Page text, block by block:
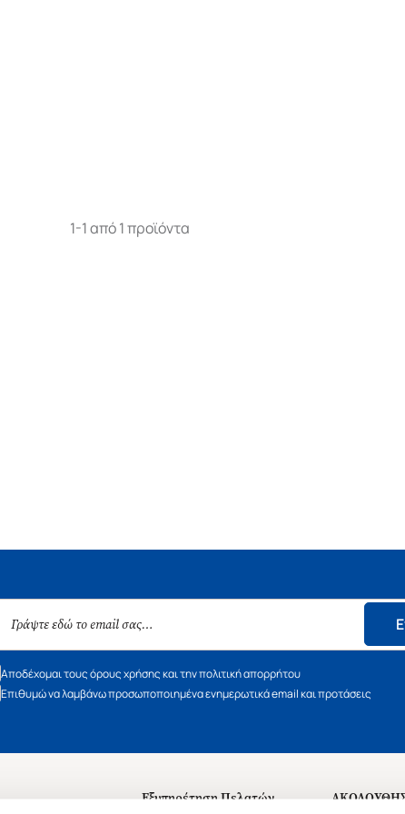
1-1 από 1 προϊόντα
Αποδέχομαι τους όρους χρήσης και την πολιτική απορρήτου
Επιθυμώ να λαμβάνω προσωποποιημένα ενημερωτικά email και προτάσεις
Εξυπηρέτηση Πελατών